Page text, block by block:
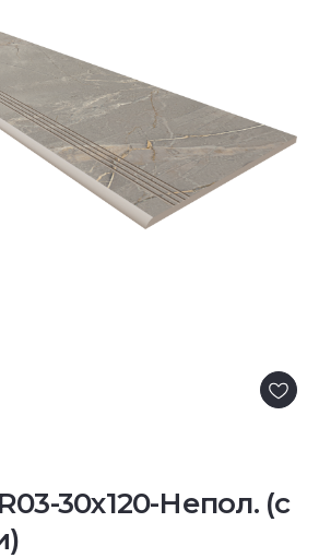
30x120-Непол. (с